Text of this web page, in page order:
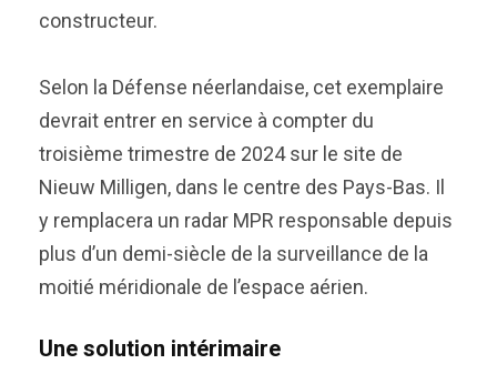
constructeur.
Selon la Défense néerlandaise, cet exemplaire
devrait entrer en service à compter du
troisième trimestre de 2024 sur le site de
Nieuw Milligen, dans le centre des Pays-Bas. Il
y remplacera un radar MPR responsable depuis
plus d’un demi-siècle de la surveillance de la
moitié méridionale de l’espace aérien.
Une solution intérimaire